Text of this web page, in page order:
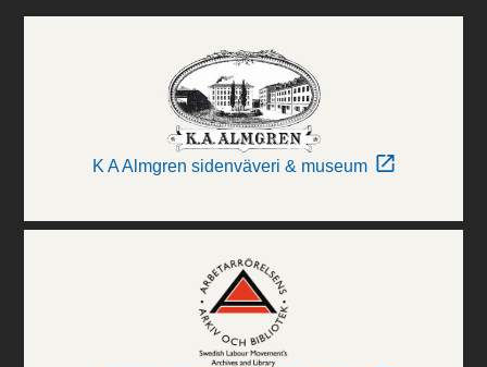
K A Almgren sidenväveri & museum